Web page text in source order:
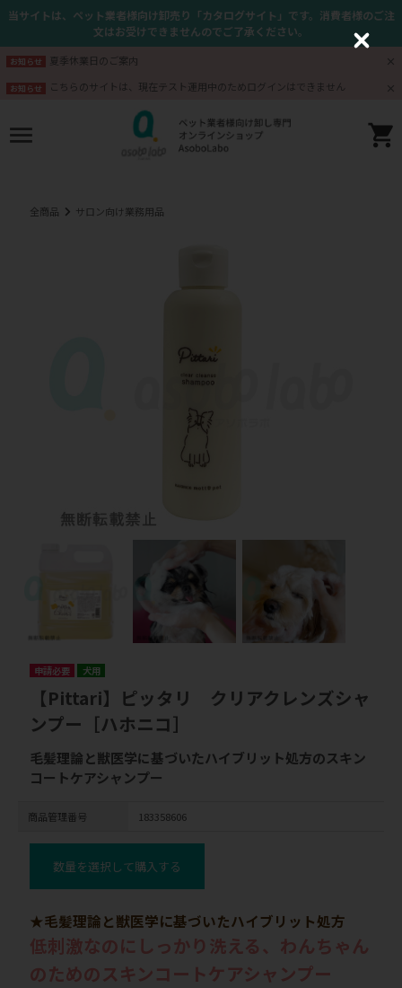
当サイトは、ペット業者様向け卸売り「カタログサイト」です。消費者様のご注
文はお受けできませんのでご了承ください。
お知らせ 夏季休業日のご案内
お知らせ こちらのサイトは、現在テスト運用中のためログインはできません
全商品 サロン向け業務用品
申請必要 犬用
【Pittari】ピッタリ クリアクレンズシャ
ンプー［ハホニコ］
毛髪理論と獣医学に基づいたハイブリット処方のスキン
コートケアシャンプー
商品管理番号 183358606
数量を選択して購入する
★毛髪理論と獣医学に基づいたハイブリット処方
低刺激なのにしっかり洗える、わんちゃん
のためのスキンコートケアシャンプー
C